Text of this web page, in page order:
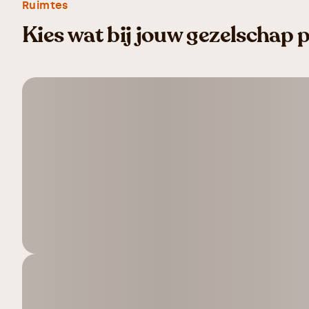
Ruimtes
Kies wat bij jouw gezelschap